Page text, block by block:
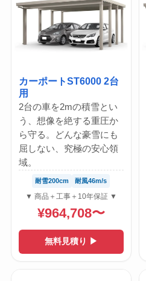
カーポートST6000 2台
用
2台の車を2mの積雪とい
う、想像を絶する重圧か
ら守る。どんな豪雪にも
屈しない、究極の安心領
域。
耐雪200cm 耐風46m/s
▼ 商品＋工事＋10年保証 ▼
¥964,708〜
無料見積り ▶